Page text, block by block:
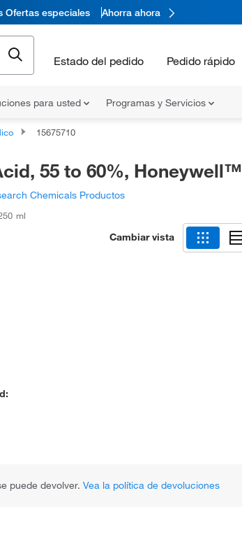
Ofertas especiales Ahorra ahora
Estado del pedido Pedido rápido
para usted Programas y Servicios
15675710
55 to 60%, Honeywell™
Chemicals Productos
ml
Cambiar vista
puede devolver. Vea la política de devoluciones